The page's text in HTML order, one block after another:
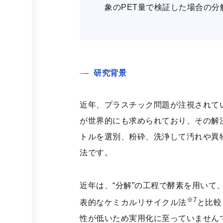
象のPET量で検証した場合の分
研究背景
近年、プラスチック問題が注視され
が世界的にも求められており、その
トルを選別、粉砕、洗浄して汚れや
法です。
近年は、“分解”の工程で酵素を用いて
表的なケミカルリサイクル法 ※7 と比
性が低いため実用化に至っていませ